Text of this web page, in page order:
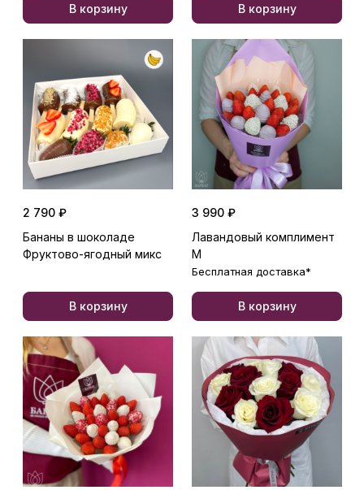
В корзину В корзину
2 790 ₽
Бананы в шоколаде
Фруктово-ягодный микс
В корзину
3 990 ₽
Лавандовый комплимент
М
Бесплатная доставка*
В корзину